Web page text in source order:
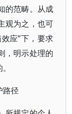
的范畴。从成
观为之，也可
应”下，要求
，明示处理的
路径